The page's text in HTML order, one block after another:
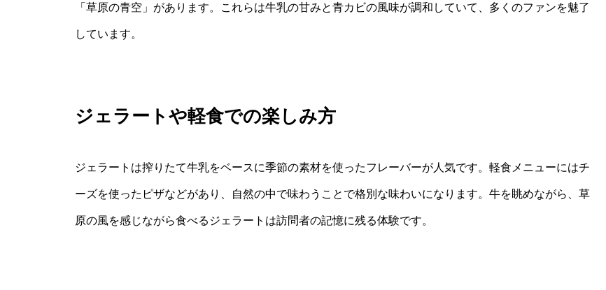
「草原の青空」があります。これらは牛乳の甘みと青カビの風味が調和していて、多くのファンを魅了
しています。
ジェラートや軽食での楽しみ方
ジェラートは搾りたて牛乳をベースに季節の素材を使ったフレーバーが人気です。軽食メニューにはチ
ーズを使ったピザなどがあり、自然の中で味わうことで格別な味わいになります。牛を眺めながら、草
原の風を感じながら食べるジェラートは訪問者の記憶に残る体験です。